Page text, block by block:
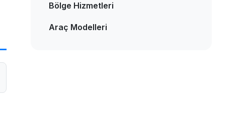
Bölge Hizmetleri
Araç Modelleri